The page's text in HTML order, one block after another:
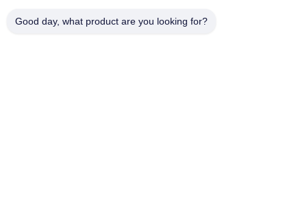
Fabrik Tour
Good day, what product are you looking for?